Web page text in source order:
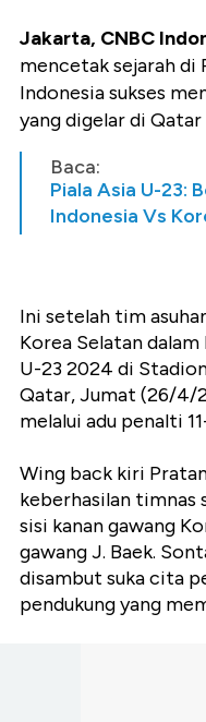
Jakarta, CNBC
mencetak sejarah di
Indonesia sukses
yang digelar di
Baca:
Piala Asia U-23:
Indonesia Vs
Ini setelah tim
Korea Selatan
U-23 2024 di
Qatar, Jumat (26/4/
melalui adu penalti
Wing back kiri
keberhasilan timnas
sisi kanan gawang
gawang J. Baek.
disambut suka cita
pendukung yang